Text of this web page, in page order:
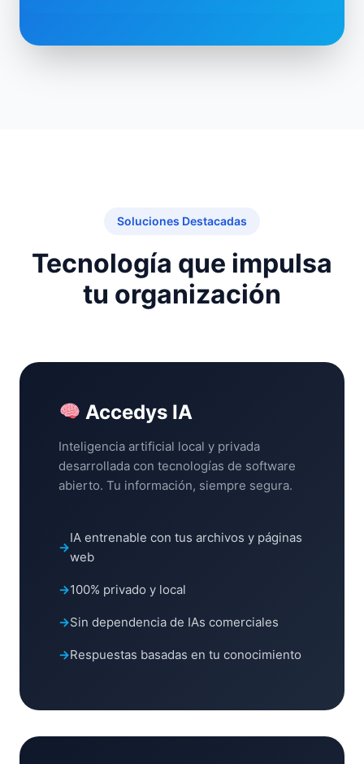
Soluciones Destacadas
Tecnología que impulsa
tu organización
Accedys IA
Inteligencia artificial local y privada
desarrollada con tecnologías de software
abierto. Tu información, siempre segura.
IA entrenable con tus archivos y páginas
web
100% privado y local
Sin dependencia de IAs comerciales
Respuestas basadas en tu conocimiento